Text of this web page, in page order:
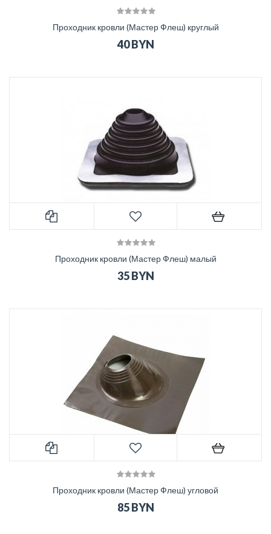
Проходник кровли (Мастер Флеш) круглый
40 BYN
Проходник кровли (Мастер Флеш) малый
35 BYN
Проходник кровли (Мастер Флеш) угловой
85 BYN